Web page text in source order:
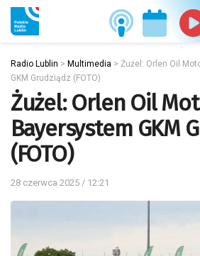
Radio Lublin > Multimedia > Żużel: Orlen Oil
GKM Grudziądz (FOTO)
Żużel: Orlen Oil
Bayersystem GKM
(FOTO)
28 czerwca 2025 / 12:21